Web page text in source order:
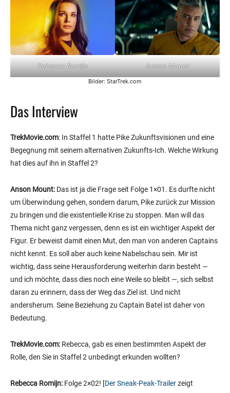
Rebecca Romijn Anson Mount
Bilder: StarTrek.com
Das Interview
TrekMovie.com: In Staffel 1 hatte Pike Zukunftsvisionen und eine
Begegnung mit seinem alternativen Zukunfts-Ich. Welche Wirkung
hat dies auf ihn in Staffel 2?
Anson Mount: Das ist ja die Frage seit Folge 1×01. Es durfte nicht
um Überwindung gehen, sondern darum, Pike zurück zur Mission
zu bringen und die existentielle Krise zu stoppen. Man will das
Thema nicht ganz vergessen, denn es ist ein wichtiger Aspekt der
Figur. Er beweist damit einen Mut, den man von anderen Captains
nicht kennt. Es soll aber auch keine Nabelschau sein. Mir ist
wichtig, dass seine Herausforderung weiterhin darin besteht —
und ich möchte, dass dies noch eine Weile so bleibt —, sich selbst
daran zu erinnern, dass der Weg das Ziel ist. Und nicht
andersherum. Seine Beziehung zu Captain Batel ist daher von
Bedeutung.
TrekMovie.com: Rebecca, gab es einen bestimmten Aspekt der
Rolle, den Sie in Staffel 2 unbedingt erkunden wollten?
Rebecca Romijn: Folge 2×02! [Der Sneak-Peak-Trailerzeigt